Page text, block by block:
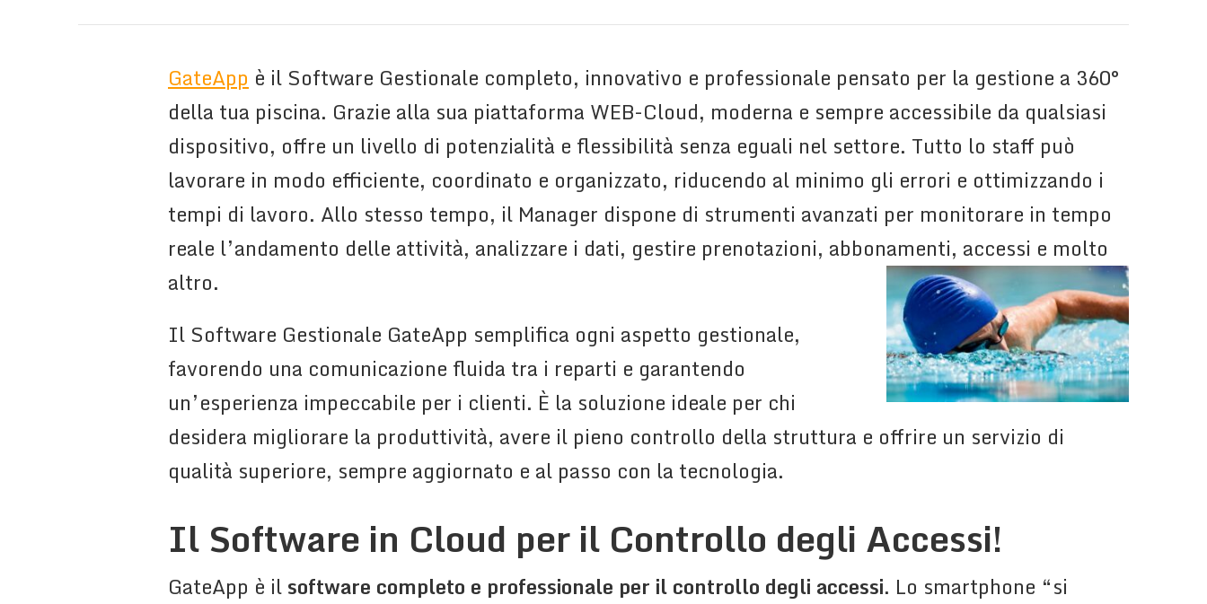
GateApp è il Software Gestionale completo, innovativo e professionale pensato per la gestione a 360°
della tua piscina. Grazie alla sua piattaforma WEB-Cloud, moderna e sempre accessibile da qualsiasi
dispositivo, offre un livello di potenzialità e flessibilità senza eguali nel settore. Tutto lo staff può
lavorare in modo efficiente, coordinato e organizzato, riducendo al minimo gli errori e ottimizzando i
tempi di lavoro. Allo stesso tempo, il Manager dispone di strumenti avanzati per monitorare in tempo
reale l’andamento delle attività, analizzare i dati, gestire prenotazioni, abbonamenti, accessi e molto
altro.
Il Software Gestionale GateApp semplifica ogni aspetto gestionale,
favorendo una comunicazione fluida tra i reparti e garantendo
un’esperienza impeccabile per i clienti. È la soluzione ideale per chi
desidera migliorare la produttività, avere il pieno controllo della struttura e offrire un servizio di
qualità superiore, sempre aggiornato e al passo con la tecnologia.
Il Software in Cloud per il Controllo degli Accessi!
GateApp è il software completo e professionale per il controllo degli accessi. Lo smartphone “si